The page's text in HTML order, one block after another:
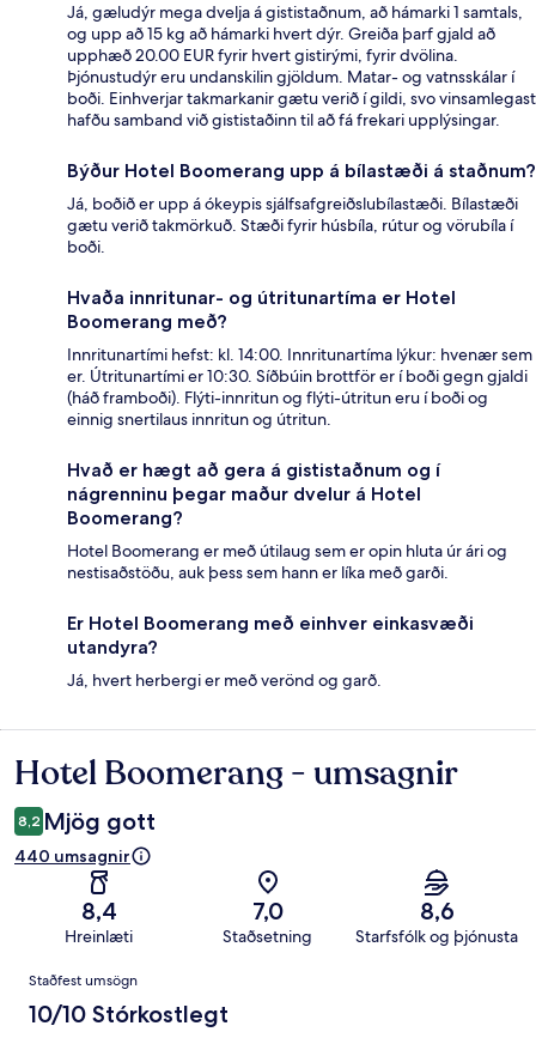
Já, gæludýr mega dvelja á gististaðnum, að hámarki 1 samtals,
og upp að 15 kg að hámarki hvert dýr. Greiða þarf gjald að
upphæð 20.00 EUR fyrir hvert gistirými, fyrir dvölina.
Þjónustudýr eru undanskilin gjöldum. Matar- og vatnsskálar í
boði. Einhverjar takmarkanir gætu verið í gildi, svo vinsamlegast
hafðu samband við gististaðinn til að fá frekari upplýsingar.
Býður Hotel Boomerang upp á bílastæði á staðnum?
Já, boðið er upp á ókeypis sjálfsafgreiðslubílastæði. Bílastæði
gætu verið takmörkuð. Stæði fyrir húsbíla, rútur og vörubíla í
boði.
Hvaða innritunar- og útritunartíma er Hotel
Boomerang með?
Innritunartími hefst: kl. 14:00. Innritunartíma lýkur: hvenær sem
er. Útritunartími er 10:30. Síðbúin brottför er í boði gegn gjaldi
(háð framboði). Flýti-innritun og flýti-útritun eru í boði og
einnig snertilaus innritun og útritun.
Hvað er hægt að gera á gististaðnum og í
nágrenninu þegar maður dvelur á Hotel
Boomerang?
Hotel Boomerang er með útilaug sem er opin hluta úr ári og
nestisaðstöðu, auk þess sem hann er líka með garði.
Er Hotel Boomerang með einhver einkasvæði
utandyra?
Já, hvert herbergi er með verönd og garð.
Umsagnir
Hotel Boomerang - umsagnir
8,2 Mjög gott
440 umsagnir
8,4
Hreinlæti
7,0
Staðsetning
8,6
Starfsfólk og þjónusta
Umsagnir
Staðfest umsögn
10/10 Stórkostlegt